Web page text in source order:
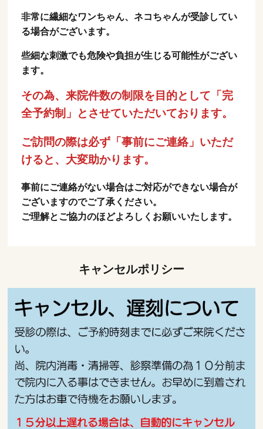
非常に繊細なワンちゃん、ネコちゃんが受診してい
る場合がございます。
些細な刺激でも危険や負担が生じる可能性がござい
ます。
その為、来院件数の制限を目的として「完
全予約制」とさせていただいております。
ご訪問の際は必ず「事前にご連絡」いただ
けると、大変助かります。
事前にご連絡がない場合はご対応ができない場合が
ございますのでご了承ください。
ご理解とご協力のほどよろしくお願いいたします。
キャンセルポリシー